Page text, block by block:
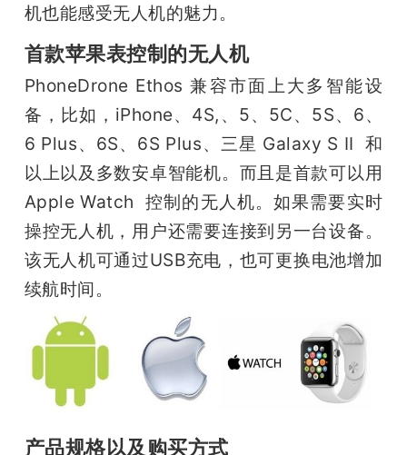
机也能感受无人机的魅力。
首款苹果表控制的无人机
PhoneDrone Ethos 兼容市面上大多智能设
备，比如，iPhone、4S,、5、5C、5S、6、
6 Plus、6S、6S Plus、三星 Galaxy S II  和
以上以及多数安卓智能机。而且是首款可以用
Apple Watch  控制的无人机。如果需要实时
操控无人机，用户还需要连接到另一台设备。
该无人机可通过USB充电，也可更换电池增加
续航时间。
产品规格以及购买方式